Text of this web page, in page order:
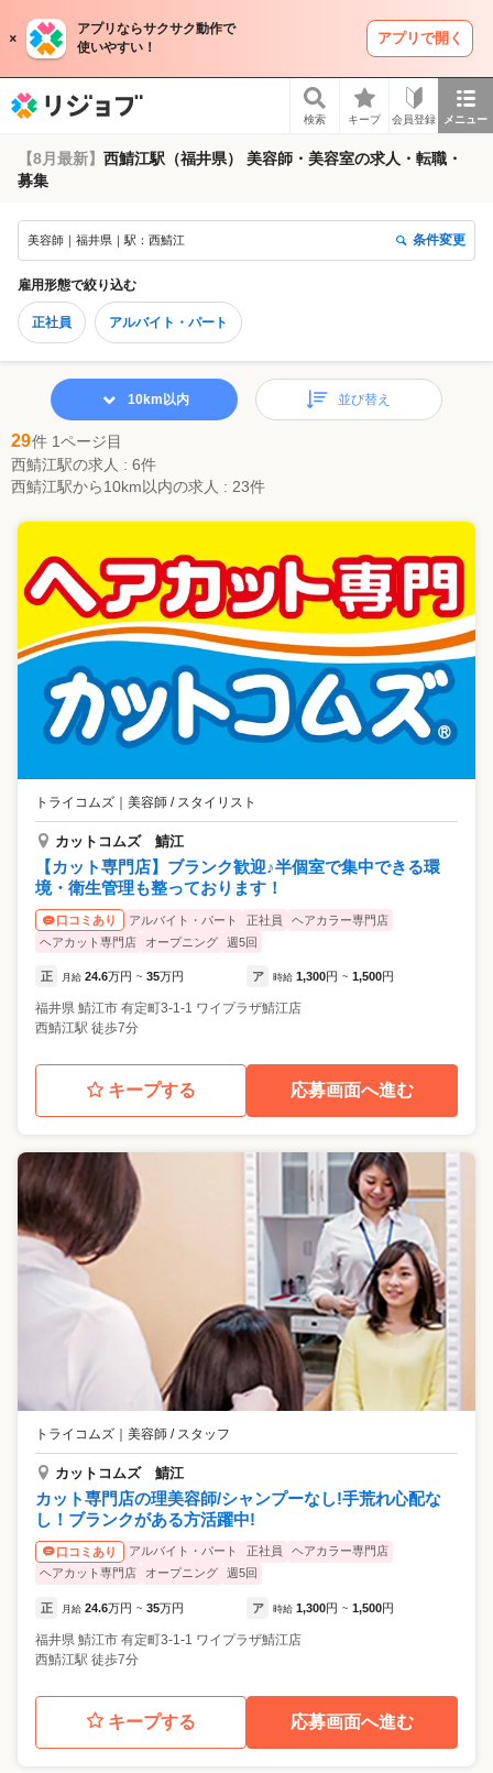
アプリならサクサク動作で
使いやすい！
アプリで開く
検索 キープ 会員登録 メニュー
【8月最新】 西鯖江駅（福井県） 美容師・美容室の求人・転職・
募集
美容師｜福井県｜駅：西鯖江 条件変更
雇用形態で絞り込む
正社員 アルバイト・パート
29件 1ページ目
西鯖江駅の求人 : 6件
西鯖江駅から10km以内の求人 : 23件
10km以内 並び替え
トライコムズ 美容師 / スタイリスト
カットコムズ 鯖江
【カット専門店】ブランク歓迎♪半個室で集中できる環
境・衛生管理も整っております！
口コミあり アルバイト・パート 正社員
ヘアカラー専門店
ヘアカット専門店
オープニング 週5回
正 月給 24.6万円 ~ 35万円 ア 時給 1,300円 ~ 1,500円
福井県 鯖江市 有定町3-1-1 ワイプラザ鯖江店
西鯖江駅 徒歩7分
キープする 応募画面へ進む
トライコムズ ｜ 美容師 / スタッフ
カットコムズ 鯖江
カット専門店の理美容師/シャンプーなし!手荒れ心配な
し！ブランクがある方活躍中!
口コミあり アルバイト・パート 正社員
ヘアカラー専門店
ヘアカット専門店
オープニング 週5回
正 月給 24.6万円 ~ 35万円 ア 時給 1,300円 ~ 1,500円
福井県 鯖江市 有定町3-1-1 ワイプラザ鯖江店
西鯖江駅 徒歩7分
キープする 応募画面へ進む